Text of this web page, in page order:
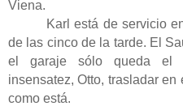
Viena.
Karl está de servicio
de las cinco de la tarde. El
el garaje sólo queda el
insensatez, Otto, trasladar
como está.